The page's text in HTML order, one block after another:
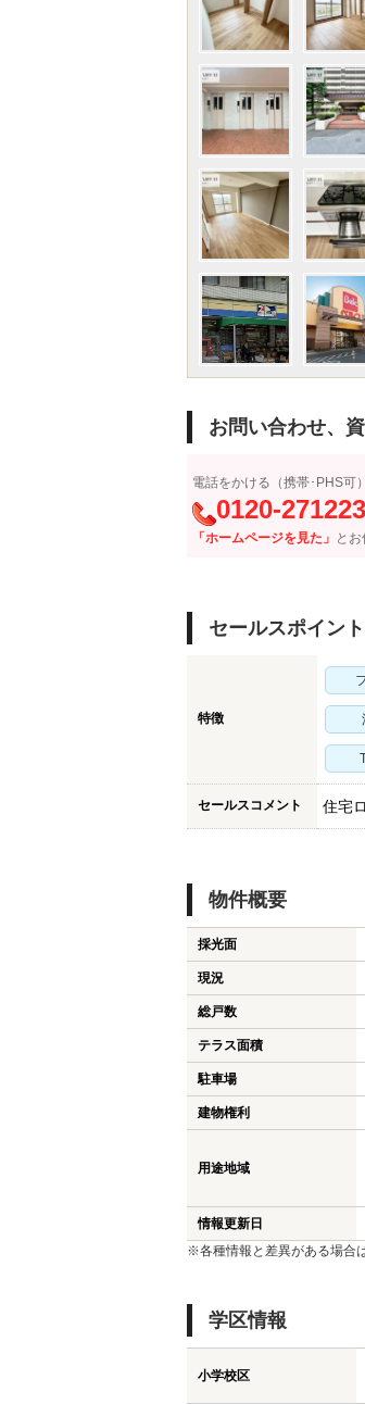
お問い合わせ、
電話をかける（携帯･PHS可）
0120-271223
「ホームページを見た」 と
セールスポイント
特徴
セールスコメント 住宅
物件概要
採光面
現況
総戸数
テラス面積
駐車場
建物権利
用途地域
情報更新日
※各種情報と差異がある場合
学区情報
小学校区